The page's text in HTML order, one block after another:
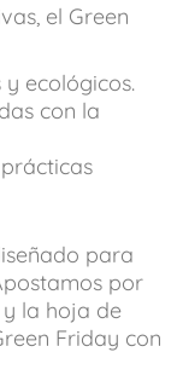
el Green
ecológicos.
con la
para
por
la hoja de
Friday con